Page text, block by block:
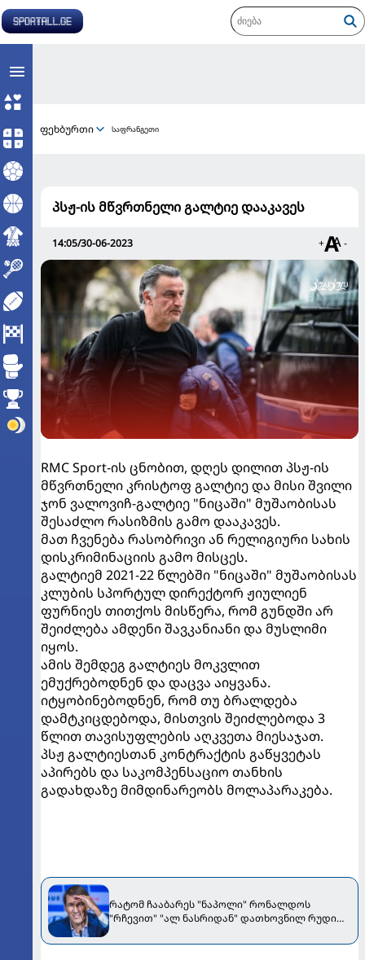
ფეხბურთი საფრანგეთი
პსჟ-ის მწვრთნელი გალტიე დააკავეს
14:05/30-06-2023 + -
RMC Sport-ის ცნობით, დღეს დილით პსჟ-ის
მწვრთნელი კრისტოფ გალტიე და მისი შვილი
ჯონ ვალოვიჩ-გალტიე "ნიცაში" მუშაობისას
შესაძლო რასიზმის გამო დააკავეს.
მათ ჩვენება რასობრივი ან რელიგიური სახის
დისკრიმინაციის გამო მისცეს.
გალტიემ 2021-22 წლებში "ნიცაში" მუშაობისას
კლუბის სპორტულ დირექტორ ჟიულიენ
ფურნიეს თითქოს მისწერა, რომ გუნდში არ
შეიძლება ამდენი შავკანიანი და მუსლიმი
იყოს.
ამის შემდეგ გალტიეს მოკვლით
ემუქრებოდნენ და დაცვა აიყვანა.
იტყობინებოდნენ, რომ თუ ბრალდება
დამტკიცდებოდა, მისთვის შეიძლებოდა 3
წლით თავისუფლების აღკვეთა მიესაჯათ.
პსჟ გალტიესთან კონტრაქტის გაწყვეტას
აპირებს და საკომპენსაციო თანხის
გადახდაზე მიმდინარეობს მოლაპარაკება.
რატომ ჩააბარეს "ნაპოლი" რონალდოს
"რჩევით" "ალ ნასრიდან" დათხოვნილ რუდი